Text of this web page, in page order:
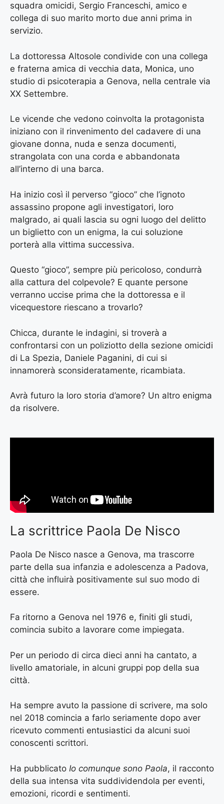
squadra omicidi, Sergio Franceschi, amico e
collega di suo marito morto due anni prima in
servizio.
La dottoressa Altosole condivide con una collega
e fraterna amica di vecchia data, Monica, uno
studio di psicoterapia a Genova, nella centrale via
XX Settembre.
Le vicende che vedono coinvolta la protagonista
iniziano con il rinvenimento del cadavere di una
giovane donna, nuda e senza documenti,
strangolata con una corda e abbandonata
all’interno di una barca.
Ha inizio così il perverso “gioco” che l’ignoto
assassino propone agli investigatori, loro
malgrado, ai quali lascia su ogni luogo del delitto
un biglietto con un enigma, la cui soluzione
porterà alla vittima successiva.
Questo “gioco”, sempre più pericoloso, condurrà
alla cattura del colpevole? E quante persone
verranno uccise prima che la dottoressa e il
vicequestore riescano a trovarlo?
Chicca, durante le indagini, si troverà a
confrontarsi con un poliziotto della sezione omicidi
di La Spezia, Daniele Paganini, di cui si
innamorerà sconsideratamente, ricambiata.
Avrà futuro la loro storia d’amore? Un altro enigma
da risolvere.
La scrittrice Paola De Nisco
Paola De Nisco nasce a Genova, ma trascorre
parte della sua infanzia e adolescenza a Padova,
città che influirà positivamente sul suo modo di
essere.
Fa ritorno a Genova nel 1976 e, finiti gli studi,
comincia subito a lavorare come impiegata.
Per un periodo di circa dieci anni ha cantato, a
livello amatoriale, in alcuni gruppi pop della sua
città.
Ha sempre avuto la passione di scrivere, ma solo
nel 2018 comincia a farlo seriamente dopo aver
ricevuto commenti entusiastici da alcuni suoi
conoscenti scrittori.
Ha pubblicato Io comunque sono Paola, il racconto
della sua intensa vita suddividendola per eventi,
emozioni, ricordi e sentimenti.